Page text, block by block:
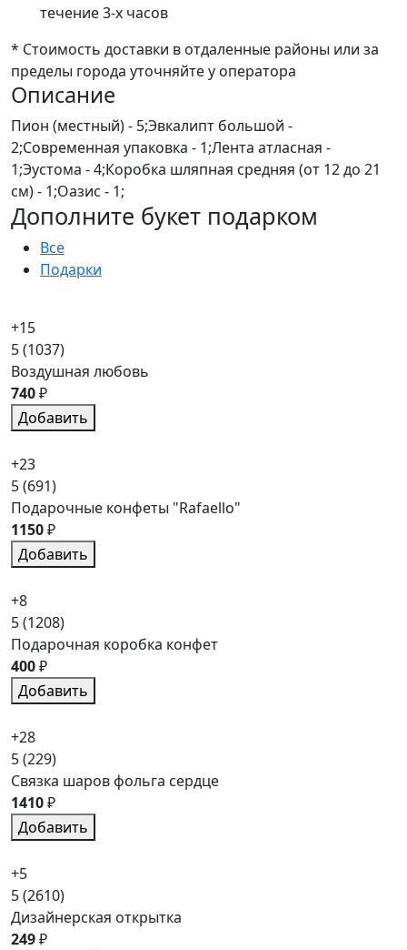
течение 3-х часов
* Стоимость доставки в отдаленные районы или за
пределы города уточняйте у оператора
Описание
Пион (местный) - 5;Эвкалипт большой -
2;Современная упаковка - 1;Лента атласная -
1;Эустома - 4;Коробка шляпная средняя (от 12 до 21
см) - 1;Оазис - 1;
Дополните букет подарком
Все
Подарки
+15
5(1037)
Воздушная любовь
740₽
Добавить
+23
5(691)
Подарочные конфеты "Rafaello"
1150₽
Добавить
+8
5(1208)
Подарочная коробка конфет
400₽
Добавить
+28
5(229)
Связка шаров фольга сердце
1410₽
Добавить
+5
5(2610)
Дизайнерская открытка
249₽